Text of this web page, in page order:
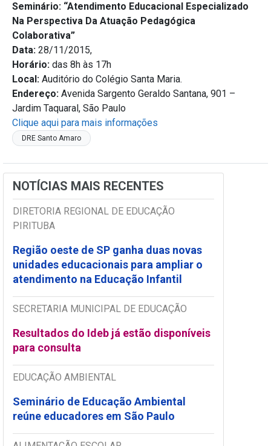
Seminário: “Atendimento Educacional Especializado
Na Perspectiva Da Atuação Pedagógica
Colaborativa”
Data: 28/11/2015,
Horário: das 8h às 17h
Local: Auditório do Colégio Santa Maria.
Endereço: Avenida Sargento Geraldo Santana, 901 –
Jardim Taquaral, São Paulo
Clique aqui para mais informações
DRE Santo Amaro
NOTÍCIAS MAIS RECENTES
DIRETORIA REGIONAL DE EDUCAÇÃO
PIRITUBA
Região oeste de SP ganha duas novas
unidades educacionais para ampliar o
atendimento na Educação Infantil
SECRETARIA MUNICIPAL DE EDUCAÇÃO
Resultados do Ideb já estão disponíveis
para consulta
EDUCAÇÃO AMBIENTAL
Seminário de Educação Ambiental
reúne educadores em São Paulo